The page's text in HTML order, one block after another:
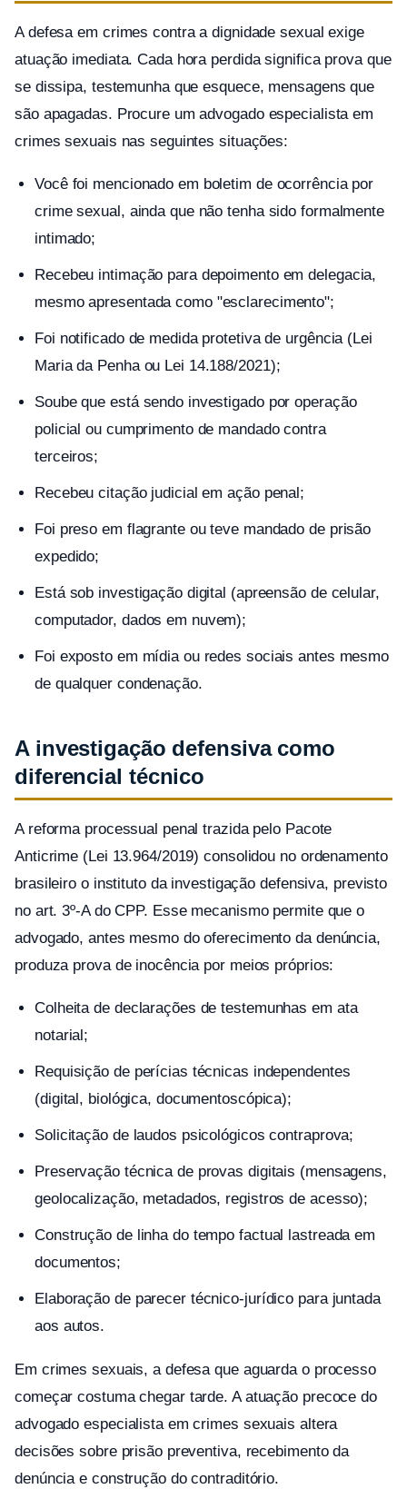
A defesa em crimes contra a dignidade sexual exige
atuação imediata. Cada hora perdida significa prova que
se dissipa, testemunha que esquece, mensagens que
são apagadas. Procure um advogado especialista em
crimes sexuais nas seguintes situações:
Você foi mencionado em boletim de ocorrência por
crime sexual, ainda que não tenha sido formalmente
intimado;
Recebeu intimação para depoimento em delegacia,
mesmo apresentada como "esclarecimento";
Foi notificado de medida protetiva de urgência (Lei
Maria da Penha ou Lei 14.188/2021);
Soube que está sendo investigado por operação
policial ou cumprimento de mandado contra
terceiros;
Recebeu citação judicial em ação penal;
Foi preso em flagrante ou teve mandado de prisão
expedido;
Está sob investigação digital (apreensão de celular,
computador, dados em nuvem);
Foi exposto em mídia ou redes sociais antes mesmo
de qualquer condenação.
A investigação defensiva como
diferencial técnico
A reforma processual penal trazida pelo Pacote
Anticrime (Lei 13.964/2019) consolidou no ordenamento
brasileiro o instituto da investigação defensiva, previsto
no art. 3º-A do CPP. Esse mecanismo permite que o
advogado, antes mesmo do oferecimento da denúncia,
produza prova de inocência por meios próprios:
Colheita de declarações de testemunhas em ata
notarial;
Requisição de perícias técnicas independentes
(digital, biológica, documentoscópica);
Solicitação de laudos psicológicos contraprova;
Preservação técnica de provas digitais (mensagens,
geolocalização, metadados, registros de acesso);
Construção de linha do tempo factual lastreada em
documentos;
Elaboração de parecer técnico-jurídico para juntada
aos autos.
Em crimes sexuais, a defesa que aguarda o processo
começar costuma chegar tarde. A atuação precoce do
advogado especialista em crimes sexuais altera
decisões sobre prisão preventiva, recebimento da
denúncia e construção do contraditório.